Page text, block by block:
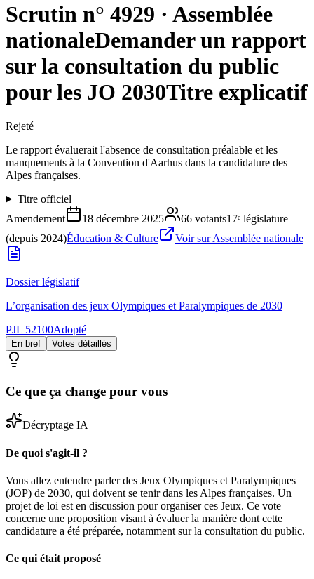
Scrutin n° 4929 · Assemblée
nationaleDemander un rapport
sur la consultation du public
pour les JO 2030Titre explicatif
Rejeté
Le rapport évaluerait l'absence de consultation préalable et les
manquements à la Convention d'Aarhus dans la candidature des
Alpes françaises.
Titre officiel
Amendement
18 décembre 2025 66 votants17ᵉ législature
(depuis 2024)Éducation & Culture Voir sur Assemblée nationale
Dossier législatif
L’organisation des jeux Olympiques et Paralympiques de 2030
PJL 52100Adopté
En bref Votes détaillés
Ce que ça change pour vous
Décryptage IA
De quoi s'agit-il ?
Vous allez entendre parler des Jeux Olympiques et Paralympiques
(JOP) de 2030, qui doivent se tenir dans les Alpes françaises. Un
projet de loi est en discussion pour organiser ces Jeux. Ce vote
concerne une proposition visant à évaluer la manière dont cette
candidature a été préparée, notamment sur la consultation du public.
Ce qui était proposé